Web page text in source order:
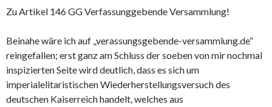
Zu Artikel 146 GG Verfassunggebende Versammlung!
Beinahe wäre ich auf „verassungsgebende-versammlung.de“
reingefallen; erst ganz am Schluss der soeben von mir nochmal
inspizierten Seite wird deutlich, dass es sich um
imperialelitaristischen Wiederherstellungsversuch des
deutschen Kaiserreich handelt, welches aus